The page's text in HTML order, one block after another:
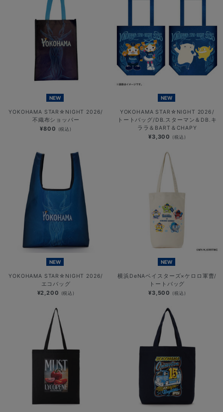
NEW
YOKOHAMA STAR☆NIGHT 2026/
不織布ショッパー
¥800 (税込)
NEW
YOKOHAMA STAR☆NIGHT 2026/
トートバッグ/DB.スターマン＆DB.キ
ララ＆BART＆CHAPY
¥3,300 (税込)
NEW
YOKOHAMA STAR☆NIGHT 2026/
エコバッグ
¥2,200 (税込)
NEW
横浜DeNAベイスターズ×ケロロ軍曹/
トートバッグ
¥3,500 (税込)